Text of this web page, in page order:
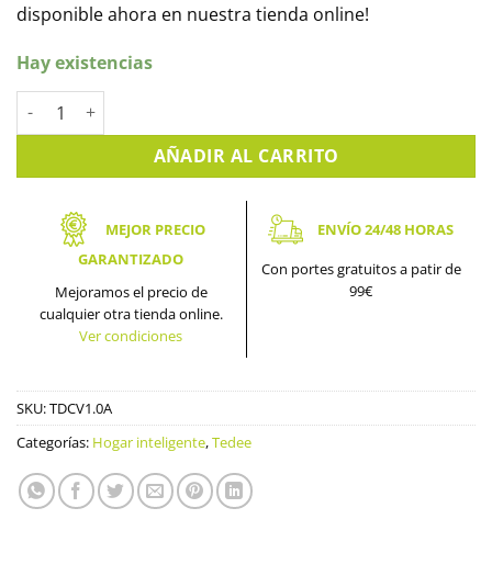
disponible ahora en nuestra tienda online!
Hay existencias
Dry Contact TEDEE (Producto AJAX Ready) cantidad
AÑADIR AL CARRITO
MEJOR PRECIO
GARANTIZADO
Mejoramos el precio de
cualquier otra tienda online.
Ver condiciones
ENVÍO 24/48 HORAS
Con portes gratuitos a patir de
99€
SKU:TDCV1.0A
Categorías: Hogar inteligente,Tedee